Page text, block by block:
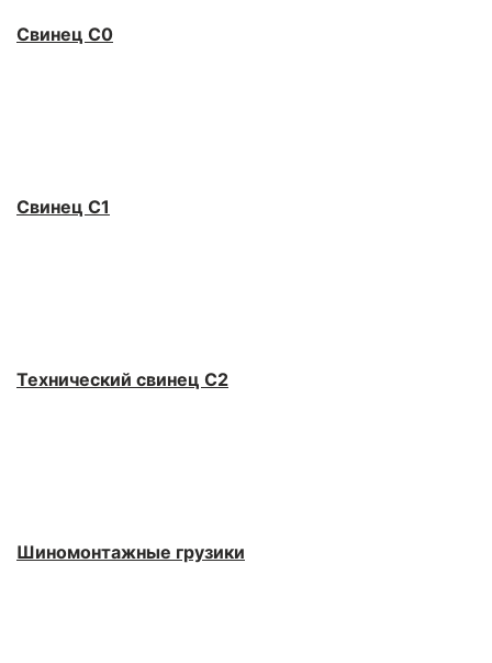
Свинец С0
Свинец С1
Технический свинец С2
Шиномонтажные грузики